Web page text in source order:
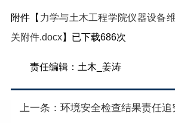
附件【 力学与土木工程学院仪器设备
关附件.docx】已下载686次
责任编辑：土木_姜涛
上一条： 环境安全检查结果责任追